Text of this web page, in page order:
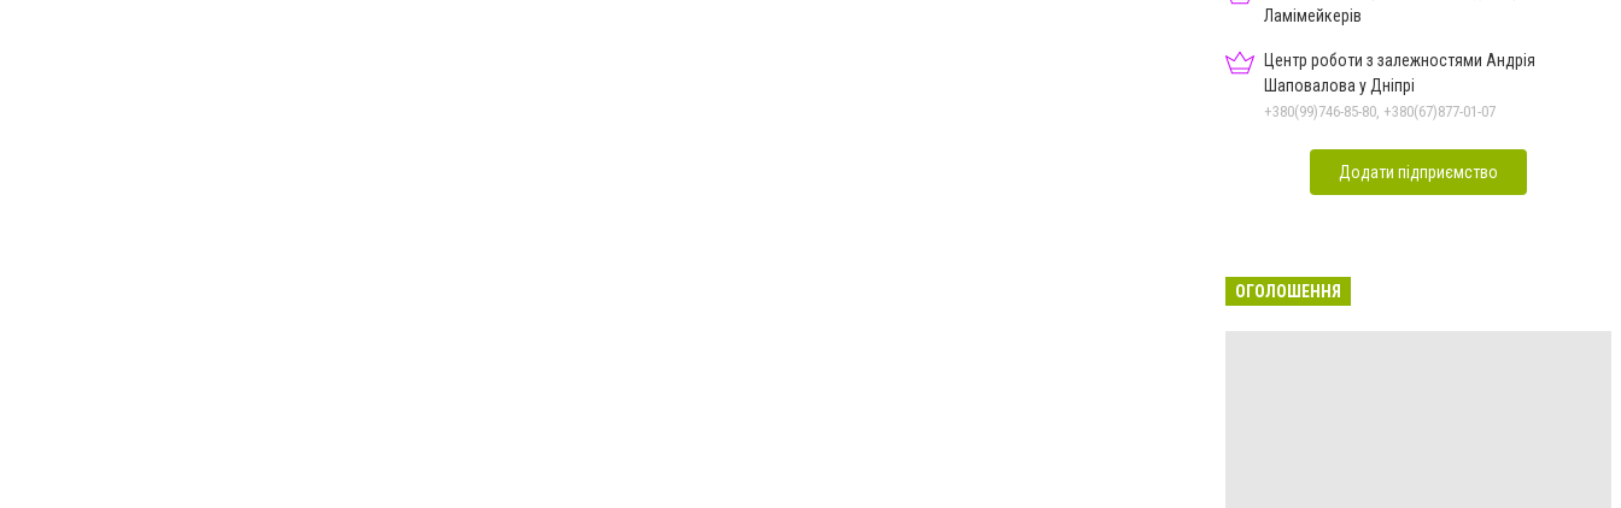
Ламімейкерів
Центр роботи з залежностями Андрія
Шаповалова у Дніпрі
+380(99)746-85-80, +380(67)877-01-07
Додати підприємство
ОГОЛОШЕННЯ